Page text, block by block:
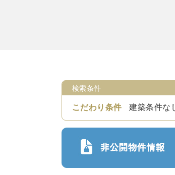
検索条件
こだわり条件 建築条件な